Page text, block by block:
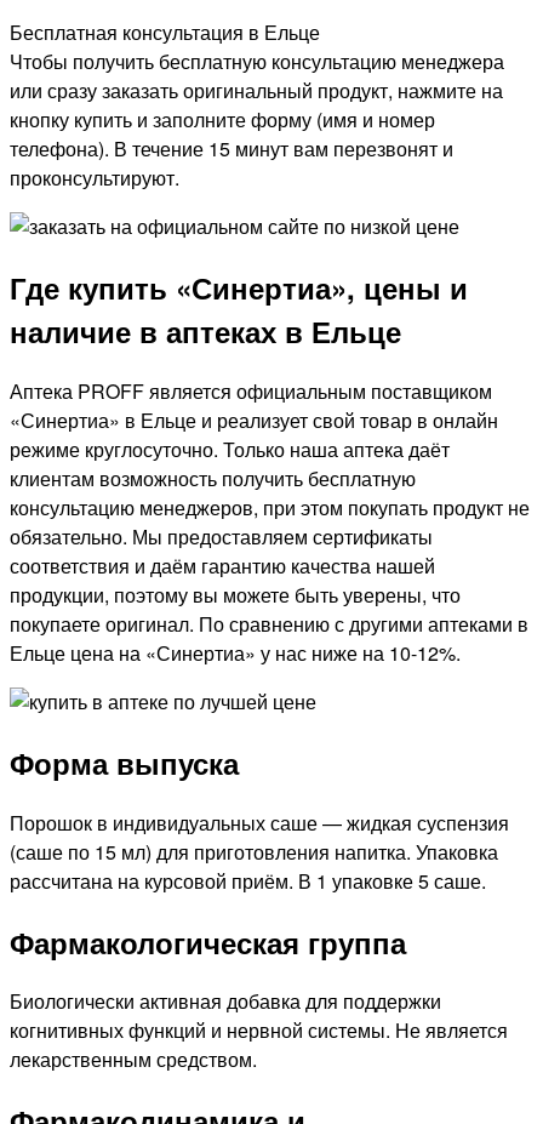
Бесплатная консультация в Ельце
Чтобы получить бесплатную консультацию менеджера
или сразу заказать оригинальный продукт, нажмите на
кнопку купить и заполните форму (имя и номер
телефона). В течение 15 минут вам перезвонят и
проконсультируют.
Где купить «Синертиа», цены и
наличие в аптеках в Ельце
Аптека PROFF является официальным поставщиком
«Синертиа» в Ельце и реализует свой товар в онлайн
режиме круглосуточно. Только наша аптека даёт
клиентам возможность получить бесплатную
консультацию менеджеров, при этом покупать продукт не
обязательно. Мы предоставляем сертификаты
соответствия и даём гарантию качества нашей
продукции, поэтому вы можете быть уверены, что
покупаете оригинал. По сравнению с другими аптеками в
Ельце цена на «Синертиа» у нас ниже на 10-12%.
Форма выпуска
Порошок в индивидуальных саше — жидкая суспензия
(саше по 15 мл) для приготовления напитка. Упаковка
рассчитана на курсовой приём. В 1 упаковке 5 саше.
Фармакологическая группа
Биологически активная добавка для поддержки
когнитивных функций и нервной системы. Не является
лекарственным средством.